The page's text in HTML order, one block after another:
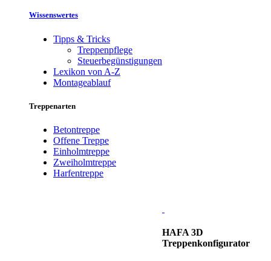
Wissenswertes
Tipps & Tricks
Treppenpflege
Steuerbegünstigungen
Lexikon von A-Z
Montageablauf
Treppenarten
Betontreppe
Offene Treppe
Einholmtreppe
Zweiholmtreppe
Harfentreppe
HAFA 3D
Treppenkonfigurator